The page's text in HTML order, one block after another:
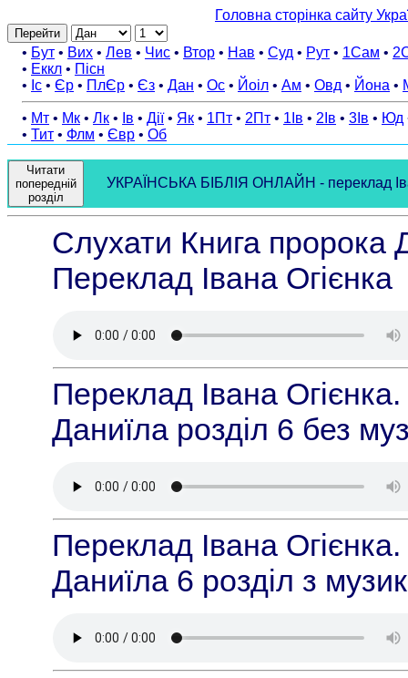
Головна сторінка сайту
Перейти
• Бут • Вих • Лев • Чис • Втор • Нав • Суд • Рут • 1Сам •
• Еккл • Пісн
• Іс • Єр • ПлЄр • Єз • Дан • Ос • Йоіл • Ам • Овд • Йона •
• Мт • Мк • Лк • Ів • Дії • Як • 1Пт • 2Пт • 1Ів • 2Ів • 3Ів • Юд
• Тит • Флм • Євр • Об
Читати
попередній
розділ
УКРАЇНСЬКА БІБЛІЯ ОНЛАЙН - переклад
Слухати Книга пророка
Переклад Івана Огієнка
Переклад Івана
Даниїла розділ 6 без
Переклад Івана
Даниїла 6 розділ з